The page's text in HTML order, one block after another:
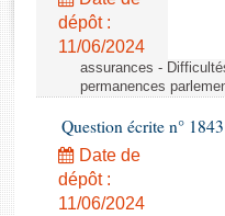
Rapports d'enquête
Rapports législatifs
Baromètre de l’application
Dossiers législatifs
Budget et sécurité sociale
Questions écrites et orales
dépôt :
11/06/2024
assurances -
permanences
Question écrite n°
Date de
dépôt :
11/06/2024